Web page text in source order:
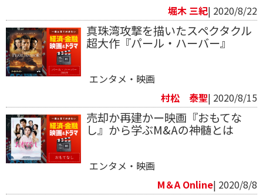
堀木 三紀| 2020/8/22
真珠湾攻撃を描いたスペクタクル
超大作『パール・ハーバー』
エンタメ・映画
村松 泰聖| 2020/8/15
売却か再建かー映画『おもてな
し』から学ぶM&Aの神髄とは
エンタメ・映画
M＆A Online| 2020/8/8